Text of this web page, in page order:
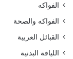
الفواكه
الفواكه والصحة
القبائل العربية
اللياقة البدنية